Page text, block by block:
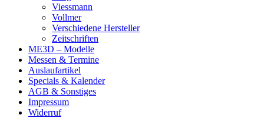
Viessmann
Vollmer
Verschiedene Hersteller
Zeitschriften
ME3D – Modelle
Messen & Termine
Auslaufartikel
Specials & Kalender
AGB & Sonstiges
Impressum
Widerruf